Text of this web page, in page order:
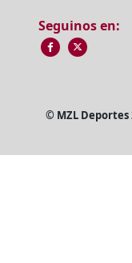
Seguinos en:
© MZL Deportes